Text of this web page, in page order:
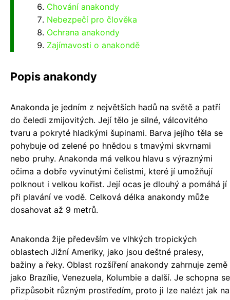
Chování anakondy
Nebezpečí pro člověka
Ochrana anakondy
Zajímavosti o anakondě
Popis anakondy
Anakonda je jedním z největších hadů na světě a patří
do čeledi zmijovitých. Její tělo je silné, válcovitého
tvaru a pokryté hladkými šupinami. Barva jejího těla se
pohybuje od zelené po hnědou s tmavými skvrnami
nebo pruhy. Anakonda má velkou hlavu s výraznými
očima a dobře vyvinutými čelistmi, které jí umožňují
polknout i velkou kořist. Její ocas je dlouhý a pomáhá jí
při plavání ve vodě. Celková délka anakondy může
dosahovat až 9 metrů.
Anakonda žije především ve vlhkých tropických
oblastech Jižní Ameriky, jako jsou deštné pralesy,
bažiny a řeky. Oblast rozšíření anakondy zahrnuje země
jako Brazílie, Venezuela, Kolumbie a další. Je schopna se
přizpůsobit různým prostředím, proto ji lze nalézt jak na